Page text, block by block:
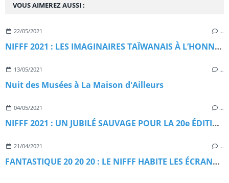
VOUS AIMEREZ AUSSI :
22/05/2021 …
NIFFF 2021 : LES IMAGINAIRES TAÏWANAIS À L’HONNEUR
13/05/2021 …
Nuit des Musées à La Maison d'Ailleurs
04/05/2021 …
NIFFF 2021 : UN JUBILÉ SAUVAGE POUR LA 20e ÉDITION
21/04/2021 …
FANTASTIQUE 20 20 20 : LE NIFFF HABITE LES ÉCRANS DE LA CINÉMATHÈQUE SUISSE